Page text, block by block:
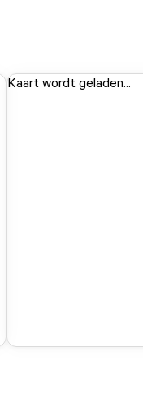
Kaart wordt geladen...